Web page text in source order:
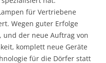
für Ver­trie­bene
Wegen guter Erfolge
und der neue Auftrag von
komplett neue Geräte
für die Dörfer statt